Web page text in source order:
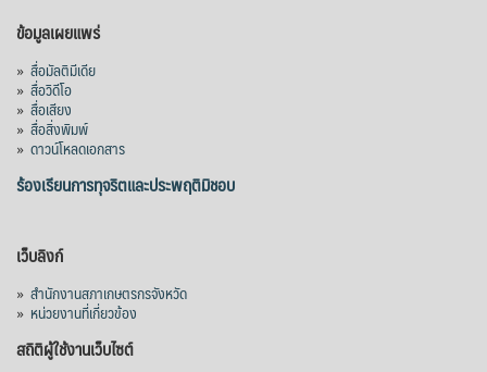
ข้อมูลเผยแพร่
» สื่อมัลติมีเดีย
» สื่อวิดีโอ
» สื่อเสียง
» สื่อสิ่งพิมพ์
» ดาวน์โหลดเอกสาร
ร้องเรียนการทุจริตและประพฤติมิชอบ
เว็บลิงก์
» สำนักงานสภาเกษตรกรจังหวัด
» หน่วยงานที่เกี่ยวข้อง
สถิติผู้ใช้งานเว็บไซต์